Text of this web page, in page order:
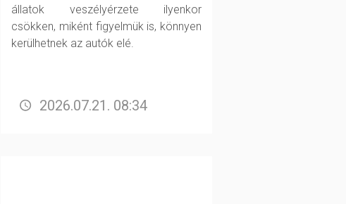
állatok veszélyérzete ilyenkor
csökken, miként figyelmük is, könnyen
kerülhetnek az autók elé.
2026.07.21. 08:34